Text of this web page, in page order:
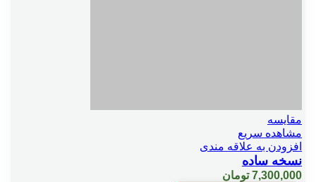
مقایسه
مشاهده سریع
افزودن به علاقه مندی
نسخه ساده
7,300,000 تومان